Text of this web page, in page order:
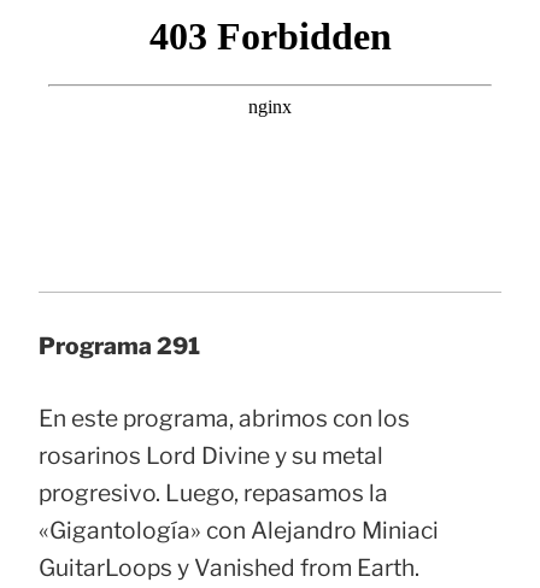
Programa 291
En este programa, abrimos con los
rosarinos Lord Divine y su metal
progresivo. Luego, repasamos la
«Gigantología» con Alejandro Miniaci
GuitarLoops y Vanished from Earth.